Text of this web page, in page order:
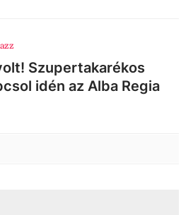
Szupertakarékos
idén az Alba Regia